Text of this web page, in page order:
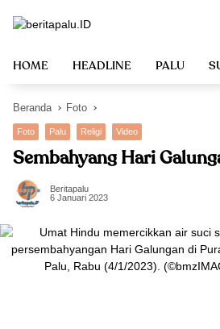
HOME HEADLINE PALU
Beranda Foto
Foto Palu Religi Video
Sembahyang Hari
Beritapalu
6 Januari 2023